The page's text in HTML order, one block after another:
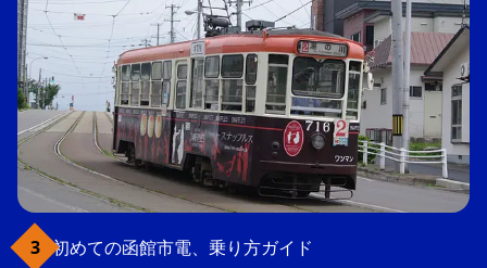
初めての函館市電、乗り方ガイド